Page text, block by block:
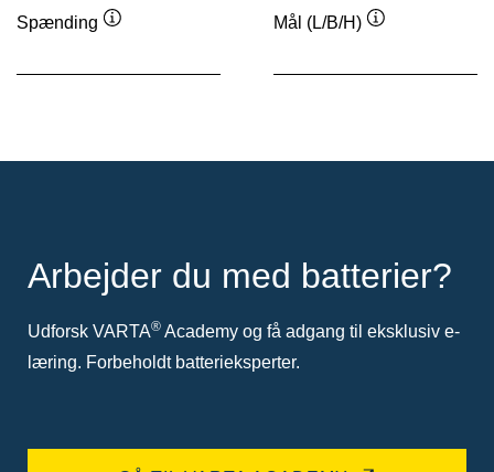
Spænding
Mål (L/B/H)
Arbejder du med batterier?
Udforsk VARTA® Academy og få adgang til eksklusiv e-
læring. Forbeholdt batterieksperter.